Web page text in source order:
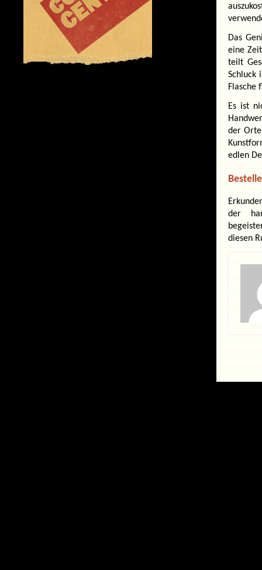
Das
eine
teilt
Schluck
Flasche
Es ist
der
edlen
der
diesen